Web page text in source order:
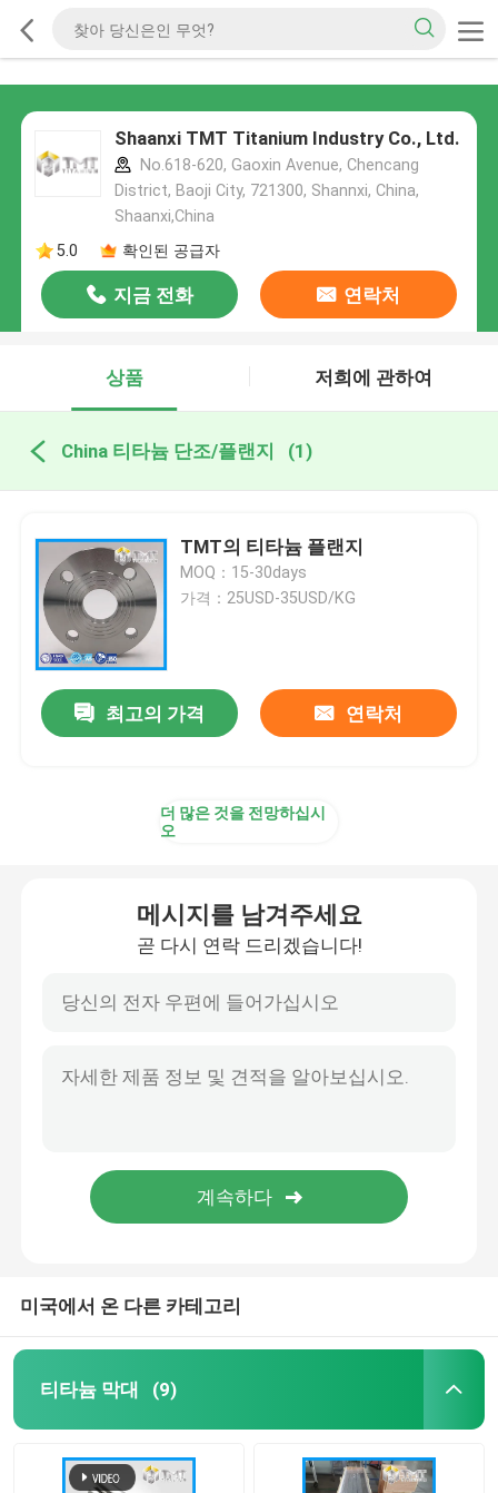
Shaanxi TMT Titanium Industry Co., Ltd.
No.618-620, Gaoxin Avenue, Chencang
District, Baoji City, 721300, Shannxi, China,
Shaanxi,China
5.0
확인된 공급자
지금 전화 연락처
상품 저희에 관하여
China 티타늄 단조/플랜지 (1)
TMT의 티타늄 플랜지
MOQ：15-30days
가격：25USD-35USD/KG
최고의 가격 연락처
더 많은 것을 전망하십시
오
메시지를 남겨주세요
곧 다시 연락 드리겠습니다!
미국에서 온 다른 카테고리
티타늄 막대 (9)